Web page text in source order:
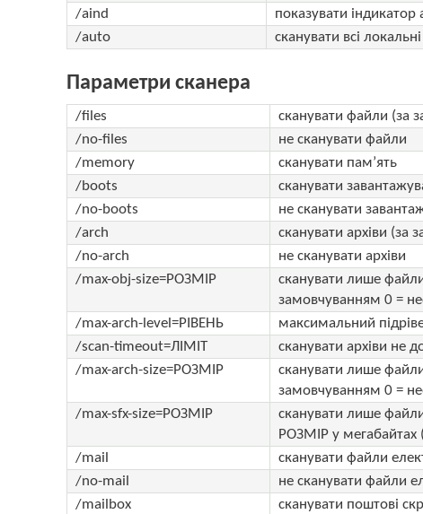
/aind
показувати індикатор
/auto
сканувати всі
Параметри сканера
/files
сканувати файли (за
/no-files
не сканувати файли
/memory
сканувати пам’ять
/boots
сканувати
/no-boots
не сканувати
/arch
сканувати архіви (за
/no-arch
не сканувати архіви
/max-obj-size=РОЗМІР
сканувати лише
замовчуванням 0 =
/max-arch-level=РІВЕНЬ
максимальний
/scan-timeout=ЛІМІТ
сканувати архіви не
/max-arch-size=РОЗМІР
сканувати лише
замовчуванням 0 =
/max-sfx-size=РОЗМІР
сканувати лише
РОЗМІР у
/mail
сканувати файли
/no-mail
не сканувати файли
/mailbox
сканувати поштові